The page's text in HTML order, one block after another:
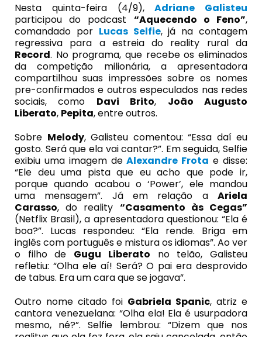
Nesta quinta-feira (4/9),Adriane Galisteu
participou do podcast “Aquecendo o Feno”,
comandado por Lucas Selfie, já na contagem
regressiva para a estreia do reality rural da
Record. No programa, que recebe os eliminados
da competição milionária, a apresentadora
compartilhou suas impressões sobre os nomes
pre-confirmados e outros especulados nas redes
sociais, como Davi Brito, João Augusto
Liberato, Pepita, entre outros.
Sobre Melody, Galisteu comentou: “Essa daí eu
gosto. Será que ela vai cantar?”. Em seguida, Selfie
exibiu uma imagem deAlexandre Frota e disse:
“Ele deu uma pista que eu acho que pode ir,
porque quando acabou o ‘Power’, ele mandou
uma mensagem”. Já em relação a Ariela
Carasso, do reality “Casamento às Cegas”
(Netflix Brasil), a apresentadora questionou: “Ela é
boa?”. Lucas respondeu: “Ela rende. Briga em
inglês com português e mistura os idiomas”. Ao ver
o filho de Gugu Liberato no telão, Galisteu
refletiu: “Olha ele aí! Será? O pai era desprovido
de tabus. Era um cara que se jogava”.
Outro nome citado foi Gabriela Spanic, atriz e
cantora venezuelana: “Olha ela! Ela é usurpadora
mesmo, né?”. Selfie lembrou: “Dizem que nos